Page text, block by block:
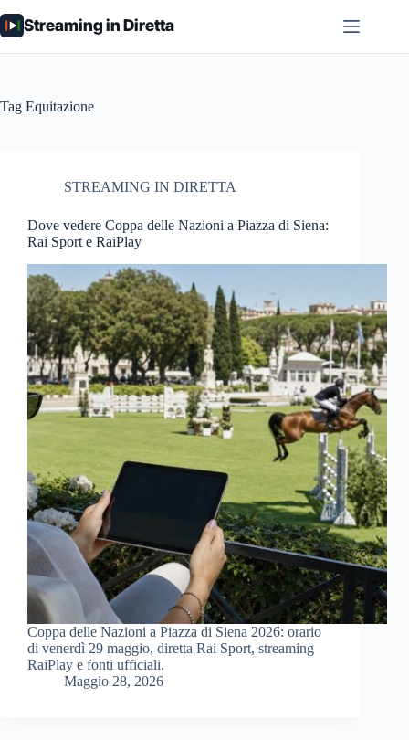
al
contenuto
Streaming in Diretta
Tag Equitazione
STREAMING IN DIRETTA
Dove vedere Coppa delle Nazioni a Piazza di Siena:
Rai Sport e RaiPlay
Coppa delle Nazioni a Piazza di Siena 2026: orario
di venerdì 29 maggio, diretta Rai Sport, streaming
RaiPlay e fonti ufficiali.
Maggio 28, 2026